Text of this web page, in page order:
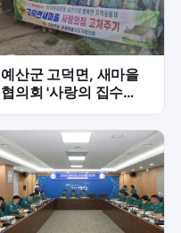
예산군 고덕면, 새마을
협의회 '사랑의 집수
리'로 취약계층 주거환경
개선